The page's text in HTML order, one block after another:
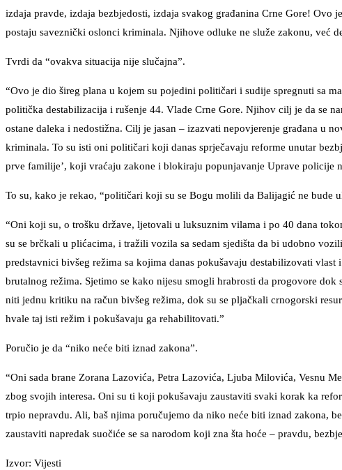
izdaja pravde, izdaja bezbjedosti, izdaja svakog građanina Crne Gore! Ovo
postaju saveznički oslonci kriminala. Njihove odluke ne služe zakonu, već
Tvrdi da “ovakva situacija nije slučajna”.
“Ovo je dio šireg plana u kojem su pojedini političari i sudije spregnuti sa
politička destabilizacija i rušenje 44. Vlade Crne Gore. Njihov cilj je da se
ostane daleka i nedostižna. Cilj je jasan – izazvati nepovjerenje građana u
kriminala. To su isti oni političari koji danas sprječavaju reforme unutar
prve familije’, koji vraćaju zakone i blokiraju popunjavanje Uprave
To su, kako je rekao, “političari koji su se Bogu molili da Balijagić ne bude
“Oni koji su, o trošku države, ljetovali u luksuznim vilama i po 40 dana
su se brčkali u plićacima, i tražili vozila sa sedam sjedišta da bi udobno
predstavnici bivšeg režima sa kojima danas pokušavaju destabilizovati
brutalnog režima. Sjetimo se kako nijesu smogli hrabrosti da progovore
niti jednu kritiku na račun bivšeg režima, dok su se pljačkali crnogorski
hvale taj isti režim i pokušavaju ga rehabilitovati.”
Poručio je da “niko neće biti iznad zakona”.
“Oni sada brane Zorana Lazovića, Petra Lazovića, Ljuba Milovića, Vesnu
zbog svojih interesa. Oni su ti koji pokušavaju zaustaviti svaki korak ka
trpio nepravdu. Ali, baš njima poručujemo da niko neće biti iznad zakona,
zaustaviti napredak suočiće se sa narodom koji zna šta hoće – pravdu,
Izvor: Vijesti